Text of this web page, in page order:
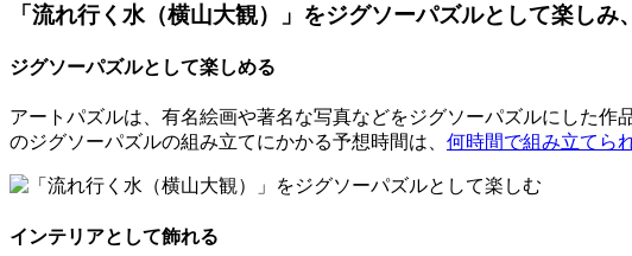
「流れ行く水（横山大観）」をジグソーパズルとして楽しみ
ジグソーパズルとして楽しめる
アートパズルは、有名絵画や著名な写真などをジグソーパズルにした
のジグソーパズルの組み立てにかかる予想時間は、 何時間で組み立てら
インテリアとして飾れる